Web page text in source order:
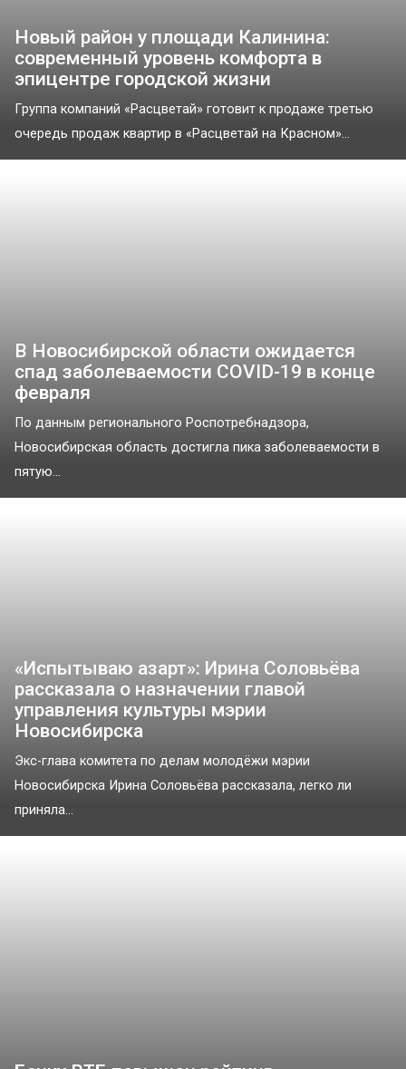
Новый район у площади Калинина:
современный уровень комфорта в
эпицентре городской жизни
Группа компаний «Расцветай» готовит к продаже третью
очередь продаж квартир в «Расцветай на Красном»...
В Новосибирской области ожидается
спад заболеваемости COVID-19 в конце
февраля
По данным регионального Роспотребнадзора,
Новосибирская область достигла пика заболеваемости в
пятую...
«Испытываю азарт»: Ирина Соловьёва
рассказала о назначении главой
управления культуры мэрии
Новосибирска
Экс-глава комитета по делам молодёжи мэрии
Новосибирска Ирина Соловьёва рассказала, легко ли
приняла...